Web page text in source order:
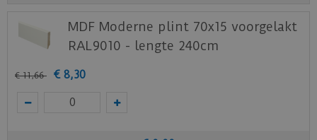
MDF Moderne plint 70x15 voorgelakt
RAL9010 - lengte 240cm
€ 11,66 € 8,30